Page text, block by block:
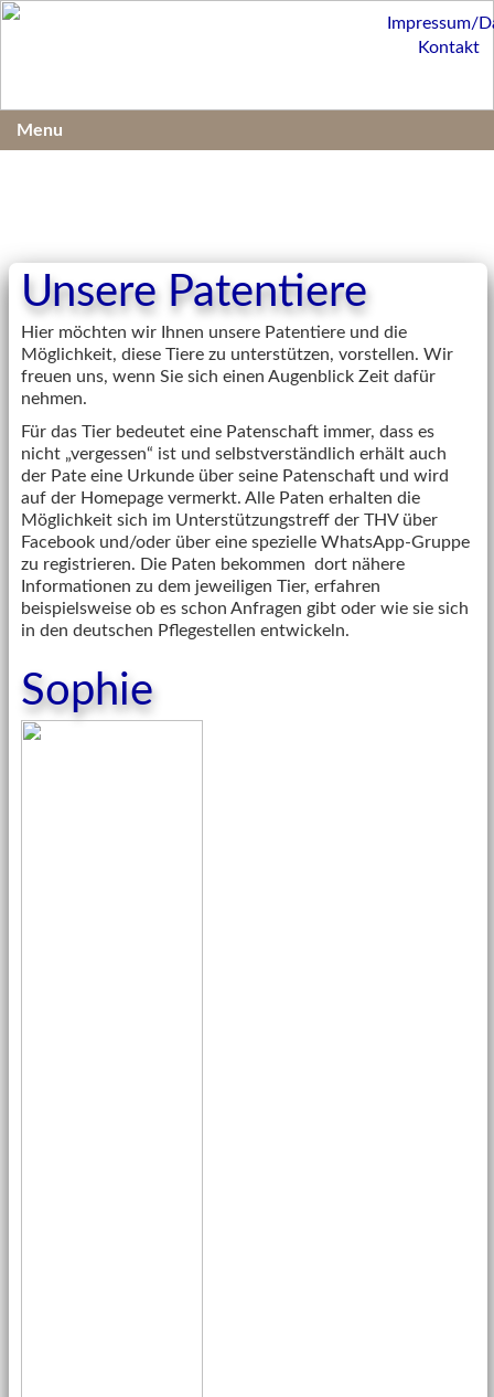
Unsere Patentiere
Hier möchten wir Ihnen unsere Patentiere und die
Möglichkeit, diese Tiere zu unterstützen, vorstellen. Wir
freuen uns, wenn Sie sich einen Augenblick Zeit dafür
nehmen.
Für das Tier bedeutet eine Patenschaft immer, dass es
nicht „vergessen“ ist und selbstverständlich erhält auch
der Pate eine Urkunde über seine Patenschaft und wird
auf der Homepage vermerkt. Alle Paten erhalten die
Möglichkeit sich im Unterstützungstreff der THV über
Facebook und/oder über eine spezielle WhatsApp-Gruppe
zu registrieren. Die Paten bekommen dort nähere
Informationen zu dem jeweiligen Tier, erfahren
beispielsweise ob es schon Anfragen gibt oder wie sie sich
in den deutschen Pflegestellen entwickeln.
Sophie
Impressum/
Kontakt
Menu